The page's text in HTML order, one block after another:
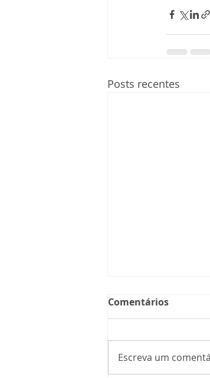
Posts recentes
Comentários
Escreva um